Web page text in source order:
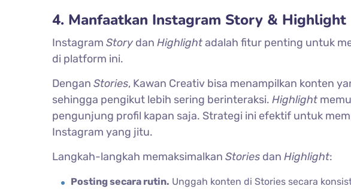
4. Manfaatkan Instagram Story & Highlight
Instagram Story dan Highlightadalah fitur penting untuk
di platform ini.
Dengan Stories, Kawan Creativ bisa menampilkan konten
sehingga pengikut lebih sering berinteraksi. Highlight
pengunjung profil kapan saja. Strategi ini efektif untuk
Instagram yang jitu.
Langkah-langkah memaksimalkan Stories dan Highlight:
Posting secara rutin. Unggah konten di Stories secara